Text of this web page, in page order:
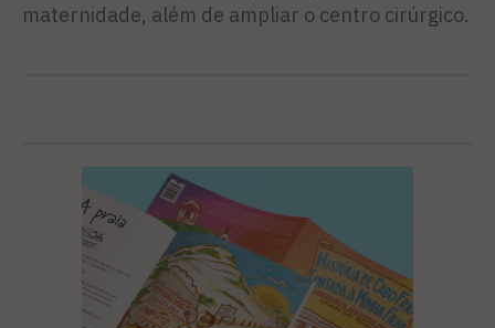
maternidade, além de ampliar o centro cirúrgico.